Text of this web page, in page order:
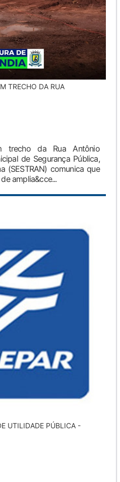
TRECHO DA RUA
trecho da Rua Antônio
de Segurança Pública,
(SESTRAN) comunica que
amplia&cce...
UTILIDADE PÚBLICA -